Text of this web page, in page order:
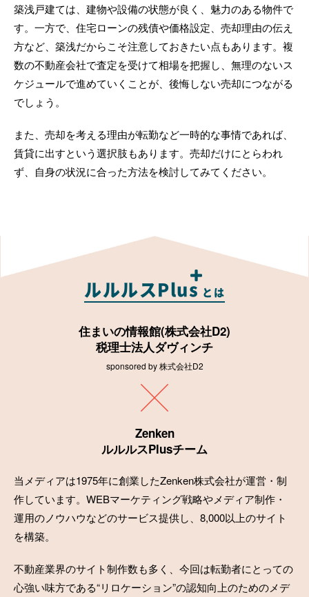
築浅戸建ては、建物や設備の状態が良く、魅力のある物件で
す。一方で、住宅ローンの残債や価格設定、売却理由の伝え
方など、築浅だからこそ注意しておきたい点もあります。複
数の不動産会社で査定を受けて相場を把握し、無理のないス
ケジュールで進めていくことが、後悔しない売却につながる
でしょう。
また、売却を考える理由が転勤など一時的な事情であれば、
賃貸に出すという選択肢もあります。売却だけにとらわれ
ず、自身の状況に合った方法を検討してみてください。
ルルルスPlus とは
住まいの情報館(株式会社D2)
税理士法人ダヴィンチ
sponsored by 株式会社D2
Zenken
ルルルスPlusチーム
当メディアは1975年に創業したZenken株式会社が運営・制
作しています。WEBマーケティング戦略やメディア制作・
運用のノウハウなどのサービス提供し、8,000以上のサイト
を構築。
不動産業界のサイト制作数も多く、今回は転勤者にとっての
心強い味方である“リロケーション”の認知向上のためのメデ